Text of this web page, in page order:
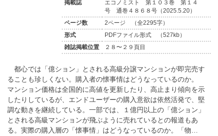
掲載誌
エコノミスト 第１０３巻 第１４
号 通巻４８６８号（2025.5.20）
ページ数
2ページ （全2295字）
形式
PDFファイル形式 （527kb）
雑誌掲載位置
２８〜２９頁目
都心では「億ション」とされる高級分譲マンションが即完売す
ることも珍しくない。購入者の懐事情はどうなっているのか。
マンション価格は全国的に高値を更新したり、高止まり傾向を示
したりしているが、エンドユーザーの購入意欲は依然活発で、堅
調な動きを継続している。一部では、１億円以上の「億ション」
とされる高級マンションが飛ぶように売れているとの報道もあ
る。実際の購入層の「懐事情」はどうなっているのか。「物…